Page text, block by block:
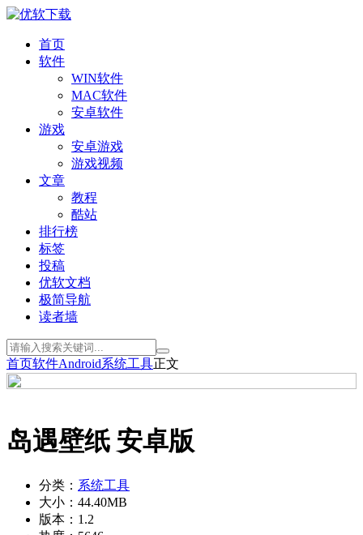
首页
软件
WIN软件
MAC软件
安卓软件
游戏
安卓游戏
游戏视频
文章
教程
酷站
排行榜
标签
投稿
优软文档
极简导航
读者墙
首页软件Android系统工具正文
岛遇壁纸 安卓版
分类： 系统工具
大小： 44.40MB
版本： 1.2